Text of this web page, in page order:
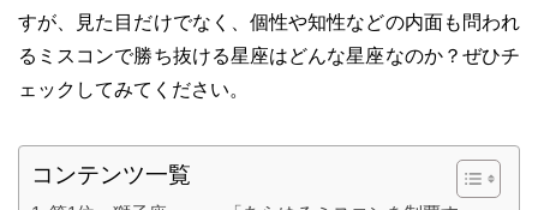
すが、見た目だけでなく、個性や知性などの内面も問われ
るミスコンで勝ち抜ける星座はどんな星座なのか？ぜひチ
ェックしてみてください。
コンテンツ一覧